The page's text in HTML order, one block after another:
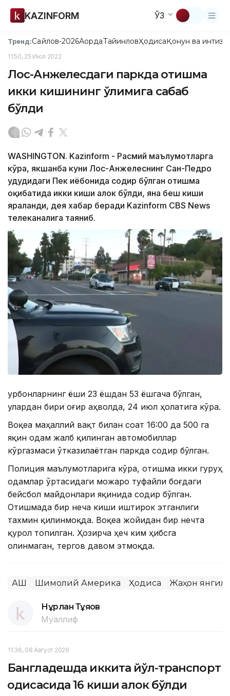
KAZINFORM ЎЗ
Тренд:Сайлов-2026АқордаТайинловҲодисаҚонун ва
11:50, 25 Июл 2022
Лос-Анжелесдаги паркда отишма
икки кишининг ўлимига сабаб
бўлди
WASHINGTON. Kazinform - Расмий маълумотларга
кўра, якшанба куни Лос-Анжелеснинг Сан-Педро
ҳудудидаги Пек ҳиёбонида содир бўлган отишма
оқибатида икки киши ҳалок бўлди, яна беш киши
яраланди, дея хабар беради Kazinform CBS News
телеканалига таяниб.
Қурбонларнинг ёши 23 ёшдан 53 ёшгача бўлган,
улардан бири оғир аҳволда, 24 июл ҳолатига кўра.
Воқеа маҳаллий вақт билан соат 16:00 да 500 га
яқин одам жалб қилинган автомобиллар
кўргазмаси ўтказилаётган паркда содир бўлган.
Полиция маълумотларига кўра, отишма икки гуруҳ
одамлар ўртасидаги можаро туфайли боғдаги
бейсбол майдонлари яқинида содир бўлган.
Отишмада бир неча киши иштирок этганлиги
тахмин қилинмоқда. Воқеа жойидан бир нечта
қурол топилган. Ҳозирча ҳеч ким ҳибсга
олинмаган, тергов давом этмоқда.
АҚШ Шимолий Америка Ҳодиса Жаҳон
Нұрлан Тұяқов
Муаллиф
11:36, 08 Август 2026
Бангладешда иккита йўл-транспорт
ҳодисасида 16 киши ҳалок бўлди